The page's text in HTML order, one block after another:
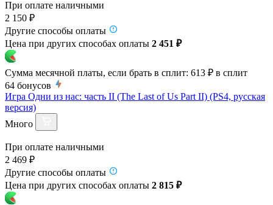
При оплате наличными
2 150 ₽
Другие способы оплаты
Цена при других способах оплаты 2 451 ₽
Сумма месячной платы, если брать в сплит: 613 ₽ в сплит
64 бонусов
Игра Одни из нас: часть II (The Last of Us Part II) (PS4, русская
версия)
Много
При оплате наличными
2 469 ₽
Другие способы оплаты
Цена при других способах оплаты 2 815 ₽